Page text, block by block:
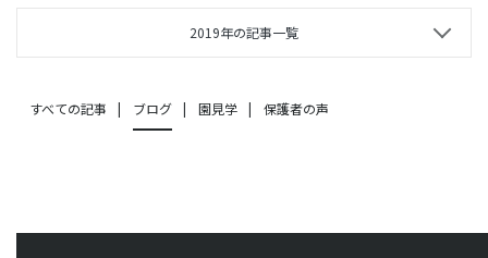
2019年の記事一覧
すべての記事 ブログ 園見学 保護者の声